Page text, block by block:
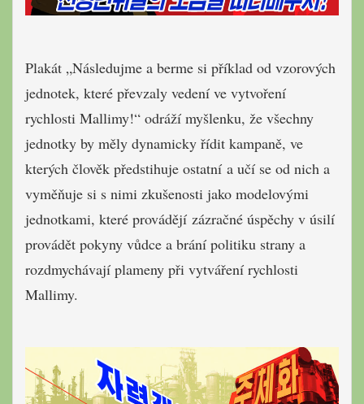
Plakát „Následujme a berme si příklad od vzorových
jednotek, které převzaly vedení ve vytvoření
rychlosti Mallimy!“ odráží myšlenku, že všechny
jednotky by měly dynamicky řídit kampaně, ve
kterých člověk předstihuje ostatní a učí se od nich a
vyměňuje si s nimi zkušenosti jako modelovými
jednotkami, které provádějí zázračné úspěchy v úsilí
provádět pokyny vůdce a brání politiku strany a
rozdmychávají plameny při vytváření rychlosti
Mallimy.